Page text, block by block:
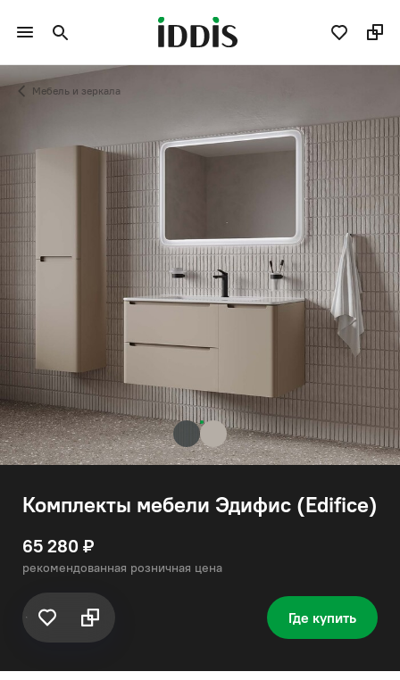
Мебель и зеркала
Комплекты мебели Эдифис (Edifice)
65 280 ₽
рекомендованная розничная цена
Где купить